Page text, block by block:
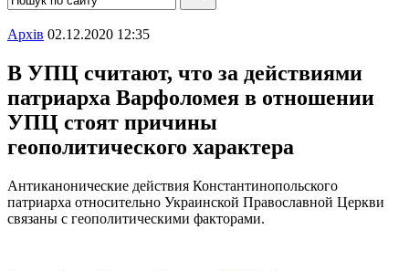
Архiв 02.12.2020 12:35
В УПЦ считают, что за действиями
патриарха Варфоломея в отношении
УПЦ стоят причины
геополитического характера
Антиканонические действия Константинопольского
патриарха относительно Украинской Православной Церкви
связаны с геополитическими факторами.